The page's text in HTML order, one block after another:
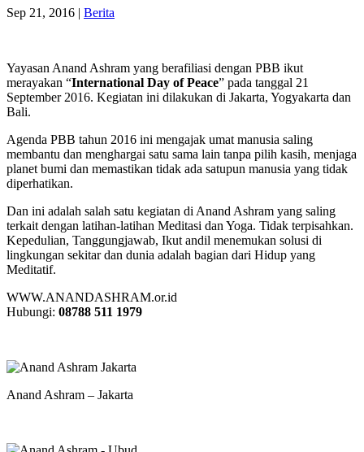
Sep 21, 2016 | Berita
Yayasan Anand Ashram yang berafiliasi dengan PBB ikut
merayakan “International Day of Peace” pada tanggal 21
September 2016. Kegiatan ini dilakukan di Jakarta, Yogyakarta dan
Bali.
Agenda PBB tahun 2016 ini mengajak umat manusia saling
membantu dan menghargai satu sama lain tanpa pilih kasih, menjaga
planet bumi dan memastikan tidak ada satupun manusia yang tidak
diperhatikan.
Dan ini adalah salah satu kegiatan di Anand Ashram yang saling
terkait dengan latihan-latihan Meditasi dan Yoga. Tidak terpisahkan.
Kepedulian, Tanggungjawab, Ikut andil menemukan solusi di
lingkungan sekitar dan dunia adalah bagian dari Hidup yang
Meditatif.
WWW.ANANDASHRAM.or.id
Hubungi: 08788 511 1979
Anand Ashram – Jakarta